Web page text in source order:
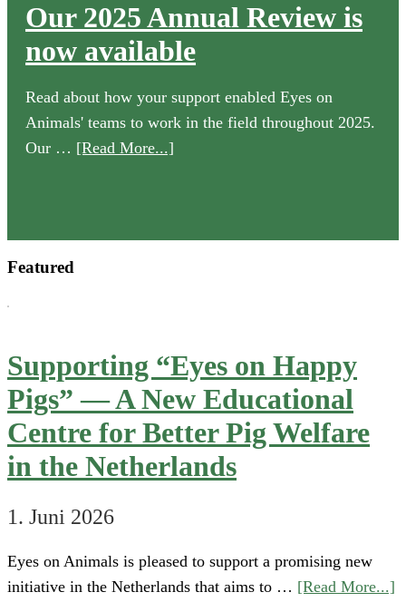
Our 2025 Annual Review is
now available
Read about how your support enabled Eyes on
Animals' teams to work in the field throughout 2025.
Our … [Read More...]
Featured
Supporting “Eyes on Happy
Pigs” — A New Educational
Centre for Better Pig Welfare
in the Netherlands
1. Juni 2026
Eyes on Animals is pleased to support a promising new
initiative in the Netherlands that aims to … [Read More...]